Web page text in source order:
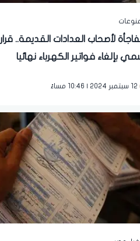
لأصحاب العدادات القديمة.. قرار
بإلغاء فواتير الكهرباء نهائيا
12 سبتمبر 2024 | 10:46 مساءً